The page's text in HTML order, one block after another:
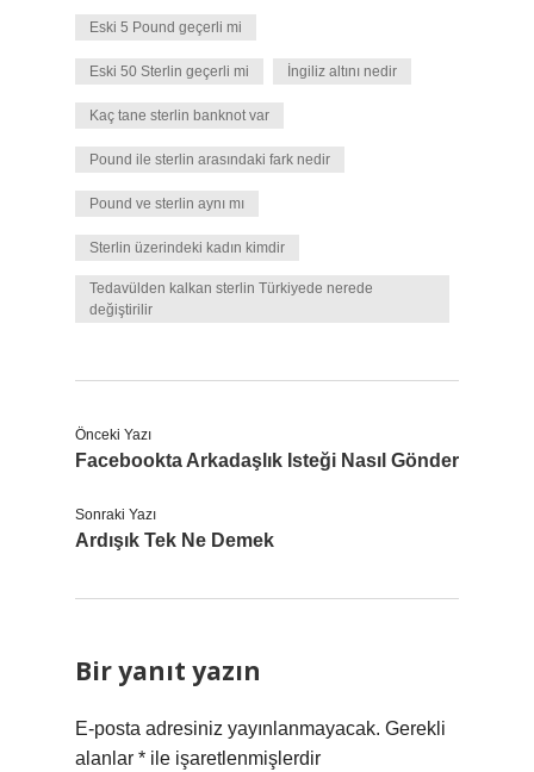
Eski 5 Pound geçerli mi
Eski 50 Sterlin geçerli mi İngiliz altını nedir
Kaç tane sterlin banknot var
Pound ile sterlin arasındaki fark nedir
Pound ve sterlin aynı mı
Sterlin üzerindeki kadın kimdir
Tedavülden kalkan sterlin Türkiyede nerede
değiştirilir
Önceki Yazı
Facebookta Arkadaşlık Isteği Nasıl Gönder
Sonraki Yazı
Ardışık Tek Ne Demek
Bir yanıt yazın
E-posta adresiniz yayınlanmayacak. Gerekli
alanlar * ile işaretlenmişlerdir